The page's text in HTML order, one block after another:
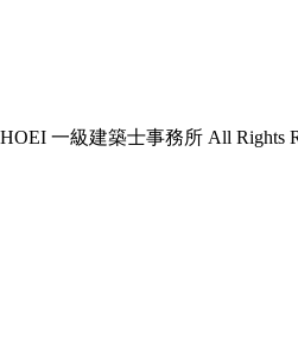
一級建築士事務所 All Rights